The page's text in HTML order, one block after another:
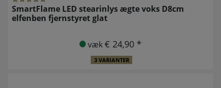
SmartFlame LED stearinlys ægte voks D8cm
elfenben fjernstyret glat
væk€ 24,90 *
3 VARIANTER